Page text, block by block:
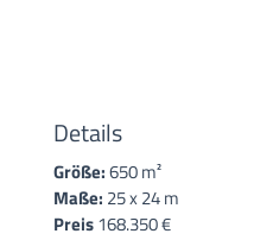
Details
Größe:650 m²
Maße: 25 x 24 m
Preis168.350 €